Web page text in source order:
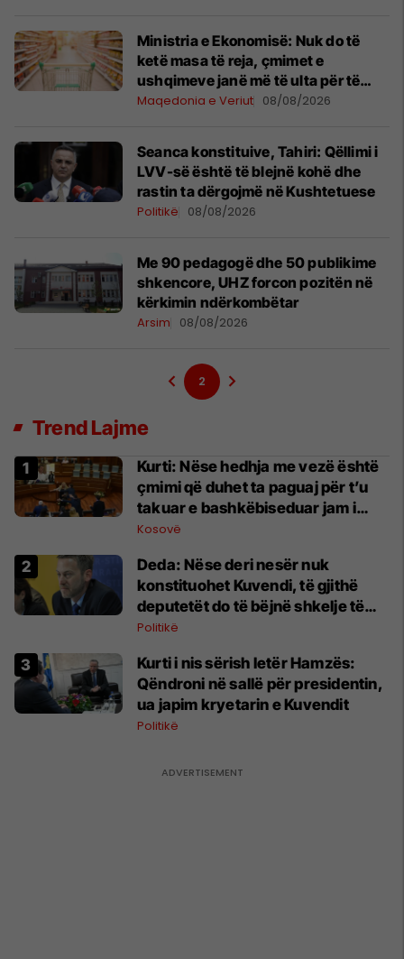
Ministria e Ekonomisë: Nuk do të
ketë masa të reja, çmimet e
ushqimeve janë më të ulta për të
dytin muaj radhazi
Maqedonia e Veriut 08/08/2026
Seanca konstituive, Tahiri: Qëllimi i
LVV-së është të blejnë kohë dhe
rastin ta dërgojmë në Kushtetuese
Politikë 08/08/2026
Me 90 pedagogë dhe 50 publikime
shkencore, UHZ forcon pozitën në
kërkimin ndërkombëtar
Arsim 08/08/2026
2
Trend Lajme
Kurti: Nëse hedhja me vezë është
çmimi që duhet ta paguaj për t’u
takuar e bashkëbiseduar jam i
lumtur ta bëj këtë
Kosovë
Deda: Nëse deri nesër nuk
konstituohet Kuvendi, të gjithë
deputetët do të bëjnë shkelje të
rëndë kushtetuese
Politikë
​Kurti i nis sërish letër Hamzës:
Qëndroni në sallë për presidentin,
ua japim kryetarin e Kuvendit
Politikë